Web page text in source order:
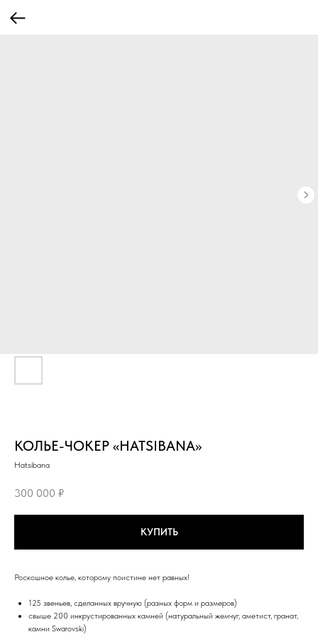
КОЛЬЕ-ЧОКЕР «HATSIBANA»
Hatsibana
300 000 ₽
КУПИТЬ
Роскошное колье, которому поистине нет равных!
125 звеньев, сделанных вручную (разных форм и размеров)
свыше 200 инкрустированных камней (натуральный жемчуг, аметист, гранат,
камни Swarovski)